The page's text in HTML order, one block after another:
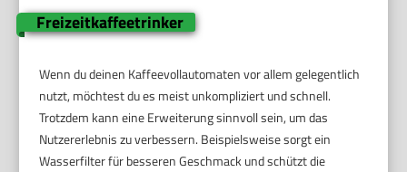
Freizeitkaffeetrinker
Wenn du deinen Kaffeevollautomaten vor allem gelegentlich
nutzt, möchtest du es meist unkompliziert und schnell.
Trotzdem kann eine Erweiterung sinnvoll sein, um das
Nutzererlebnis zu verbessern. Beispielsweise sorgt ein
Wasserfilter für besseren Geschmack und schützt die